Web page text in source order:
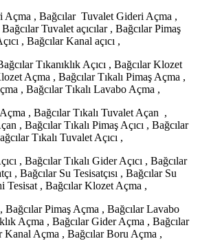
Açma , Bağcılar Tuvalet Gideri Açma ,
Tuvalet açıcılar , Bağcılar Pimaş
, Bağcılar Kanal açıcı ,
Tıkanıklık Açıcı , Bağcılar Klozet
Açma , Bağcılar Tıkalı Pimaş Açma ,
, Bağcılar Tıkalı Lavabo Açma ,
, Bağcılar Tıkalı Tuvalet Açan ,
, Bağcılar Tıkalı Pimaş Açıcı , Bağcılar
Tıkalı Tuvalet Açıcı ,
, Bağcılar Tıkalı Gider Açıcı , Bağcılar
, Bağcılar Su Tesisatçısı , Bağcılar Su
Tesisat , Bağcılar Klozet Açma ,
Bağcılar Pimaş Açma , Bağcılar Lavabo
Açma , Bağcılar Gider Açma , Bağcılar
Kanal Açma , Bağcılar Boru Açma ,